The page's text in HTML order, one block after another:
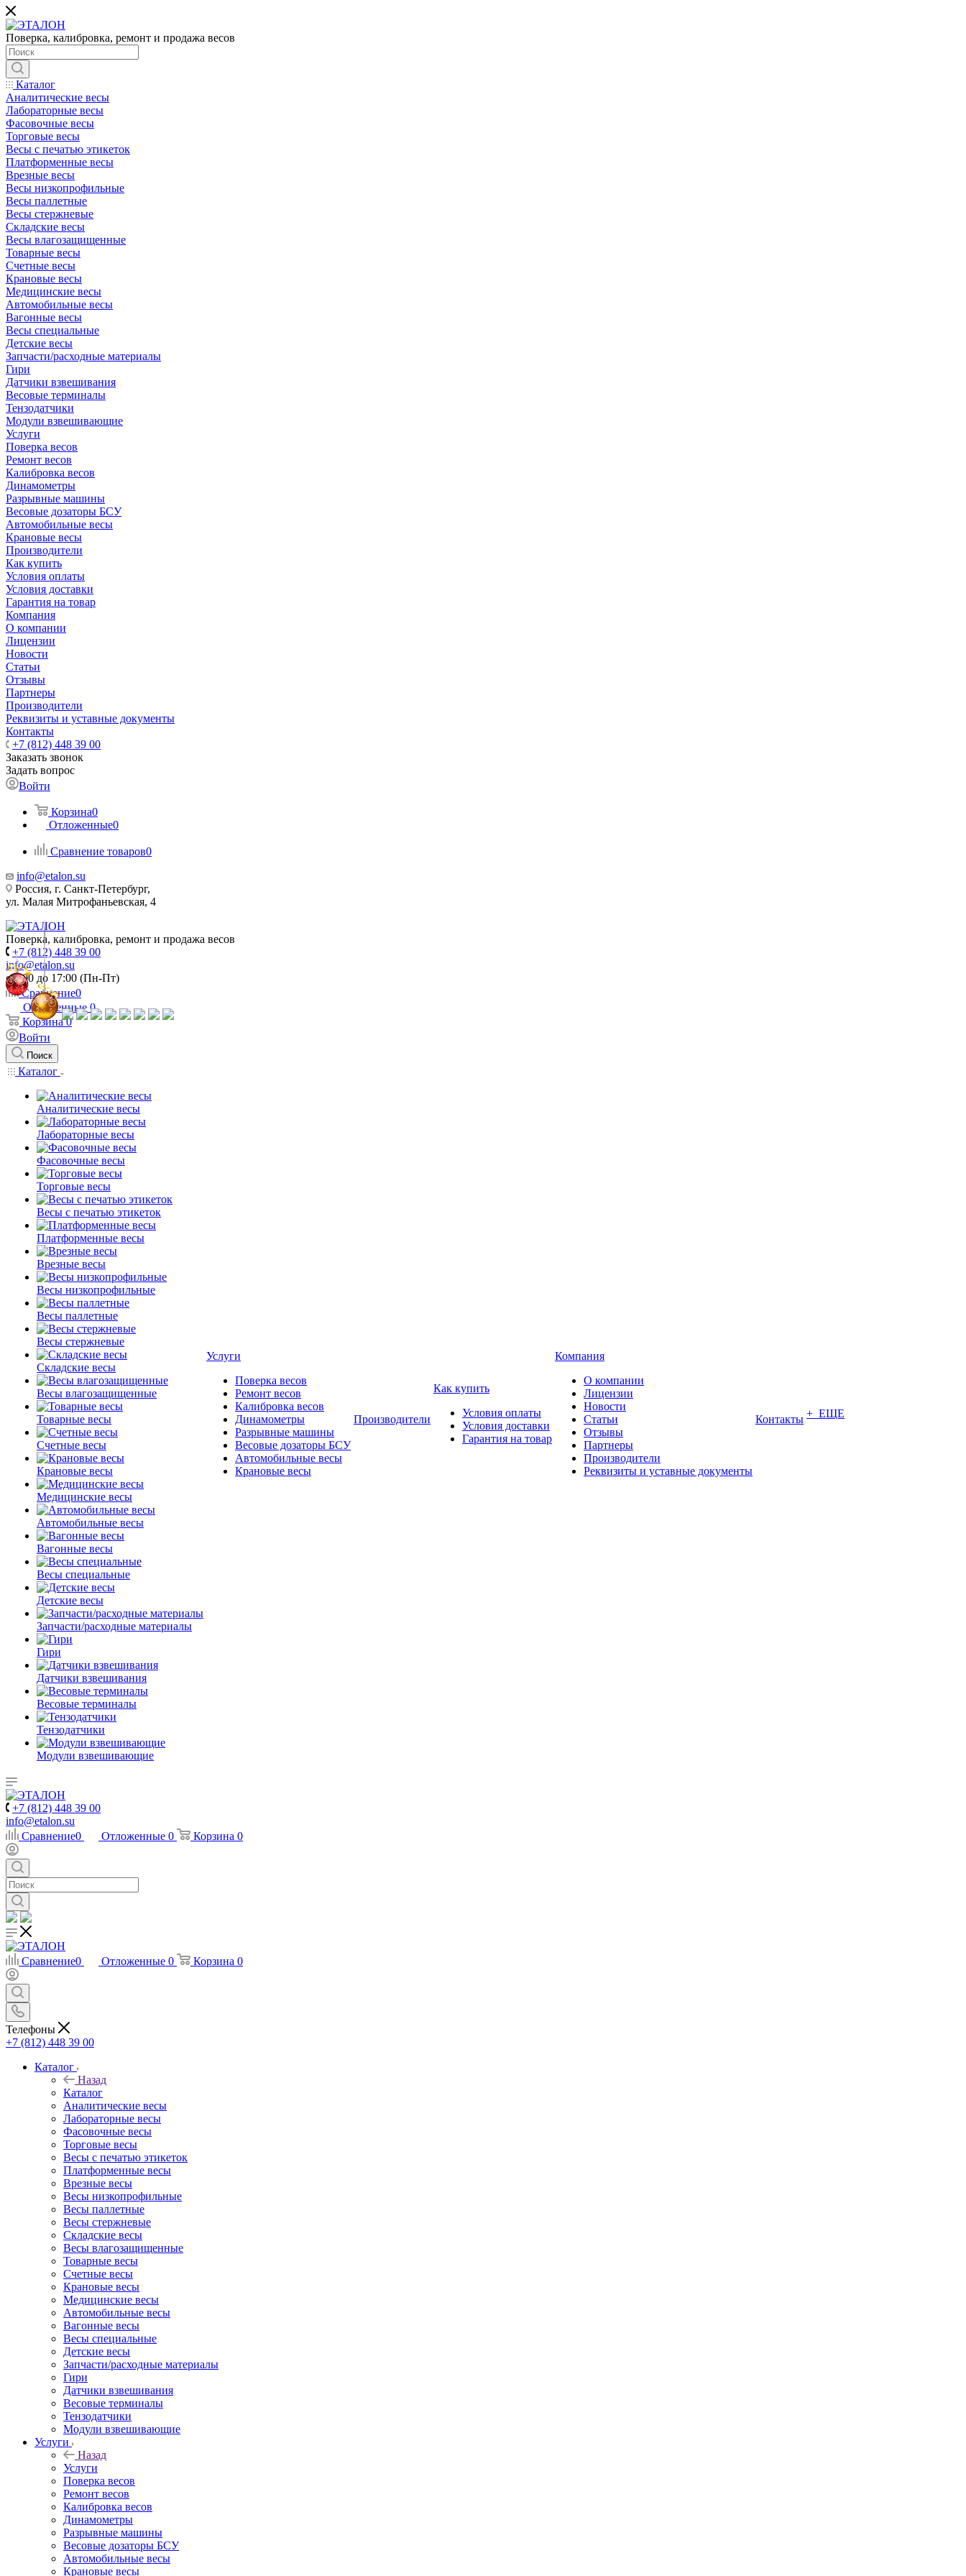
Поверка, калибровка, ремонт и продажа весов
Каталог
Аналитические весы
Лабораторные весы
Фасовочные весы
Торговые весы
Весы с печатью этикеток
Платформенные весы
Врезные весы
Весы низкопрофильные
Весы паллетные
Весы стержневые
Складские весы
Весы влагозащищенные
Товарные весы
Счетные весы
Крановые весы
Медицинские весы
Автомобильные весы
Вагонные весы
Весы специальные
Детские весы
Запчасти/расходные материалы
Гири
Датчики взвешивания
Весовые терминалы
Тензодатчики
Модули взвешивающие
Услуги
Поверка весов
Ремонт весов
Калибровка весов
Динамометры
Разрывные машины
Весовые дозаторы БСУ
Автомобильные весы
Крановые весы
Производители
Как купить
Условия оплаты
Условия доставки
Гарантия на товар
Компания
О компании
Лицензии
Новости
Статьи
Отзывы
Партнеры
Производители
Реквизиты и уставные документы
Контакты
+7 (812) 448 39 00
Заказать звонок
Задать вопрос
Войти
Корзина0
Отложенные0
Сравнение товаров0
info@etalon.su
Россия, г. Санкт-Петербург,
ул. Малая Митрофаньевская, 4
Поверка, калибровка, ремонт и продажа весов
+7 (812) 448 39 00
info@etalon.su
c 9:00 до 17:00 (Пн-Пт)
Сравнение0
Отложенные 0
Корзина 0
Войти
Поиск
Каталог
Аналитические весы
Лабораторные весы
Фасовочные весы
Торговые весы
Весы с печатью этикеток
Платформенные весы
Врезные весы
Весы низкопрофильные
Весы паллетные
Весы стержневые
Складские весы
Весы влагозащищенные
Товарные весы
Счетные весы
Крановые весы
Медицинские весы
Автомобильные весы
Вагонные весы
Весы специальные
Детские весы
Запчасти/расходные материалы
Гири
Датчики взвешивания
Весовые терминалы
Тензодатчики
Модули взвешивающие
Услуги
Поверка весов
Ремонт весов
Калибровка весов
Динамометры
Разрывные машины
Весовые дозаторы БСУ
Автомобильные весы
Крановые весы
Производители
Как купить
Условия оплаты
Условия доставки
Гарантия на товар
Компания
О компании
Лицензии
Новости
Статьи
Отзывы
Партнеры
Производители
Реквизиты и уставные документы
Контакты + ЕЩЕ
+7 (812) 448 39 00
info@etalon.su
Сравнение0 Отложенные 0 Корзина 0
Сравнение0 Отложенные 0 Корзина 0
Телефоны
+7 (812) 448 39 00
Каталог
Назад
Каталог
Аналитические весы
Лабораторные весы
Фасовочные весы
Торговые весы
Весы с печатью этикеток
Платформенные весы
Врезные весы
Весы низкопрофильные
Весы паллетные
Весы стержневые
Складские весы
Весы влагозащищенные
Товарные весы
Счетные весы
Крановые весы
Медицинские весы
Автомобильные весы
Вагонные весы
Весы специальные
Детские весы
Запчасти/расходные материалы
Гири
Датчики взвешивания
Весовые терминалы
Тензодатчики
Модули взвешивающие
Услуги
Назад
Услуги
Поверка весов
Ремонт весов
Калибровка весов
Динамометры
Разрывные машины
Весовые дозаторы БСУ
Автомобильные весы
Крановые весы